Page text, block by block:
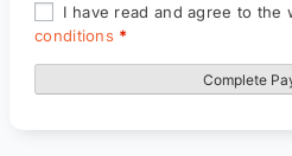
I have read and agree to the
conditions *